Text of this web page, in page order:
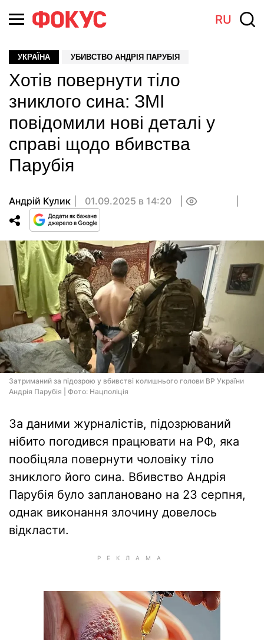
RU
УКРАЇНА УБИВСТВО АНДРІЯ ПАРУБІЯ
Хотів повернути тіло
зниклого сина: ЗМІ
повідомили нові деталі у
справі щодо вбивства
Парубія
Андрій Кулик 01.09.2025 в 14:20
Затриманий за підозрою у вбивстві колишнього голови ВР України
Андрія Парубія | Фото: Нацполіція
За даними журналістів, підозрюваний
нібито погодився працювати на РФ, яка
пообіцяла повернути чоловіку тіло
зниклого його сина. Вбивство Андрія
Парубія було заплановано на 23 серпня,
однак виконання злочину довелось
відкласти.